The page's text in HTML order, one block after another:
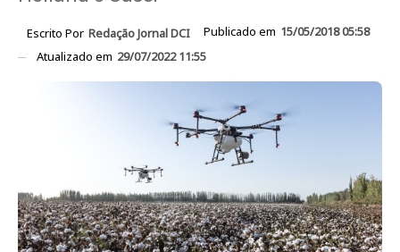
Escrito Por Redação Jornal DCI Publicado em 15/05/2018 05:58
Atualizado em 29/07/2022 11:55